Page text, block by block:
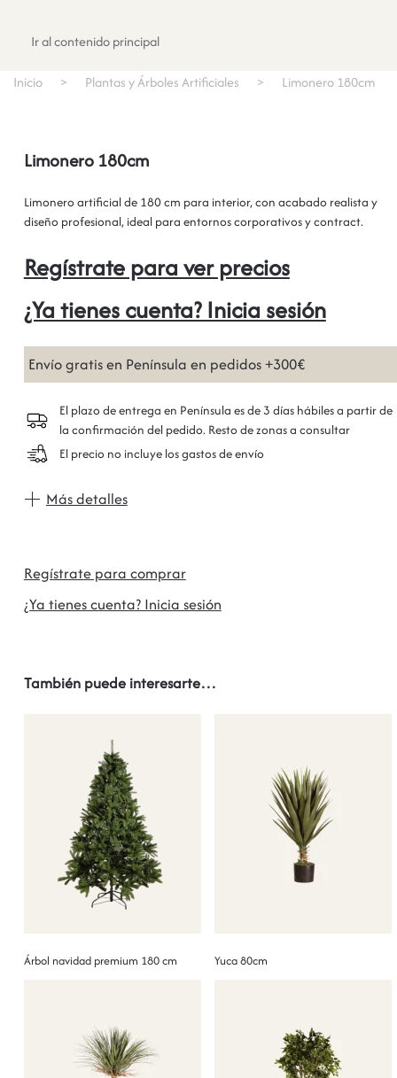
Ir al contenido principal
Inicio Plantas y Árboles Artificiales Limonero 180cm
Limonero 180cm
Limonero artificial de 180 cm para interior, con acabado realista y
diseño profesional, ideal para entornos corporativos y contract.
Regístrate para ver precios
¿Ya tienes cuenta? Inicia sesión
Envío gratis en Península en pedidos +300€
El plazo de entrega en Península es de 3 días hábiles a partir de
la confirmación del pedido. Resto de zonas a consultar
El precio no incluye los gastos de envío
Más detalles
Regístrate para comprar
¿Ya tienes cuenta? Inicia sesión
También puede interesarte…
Árbol navidad premium 180 cm Yuca 80cm